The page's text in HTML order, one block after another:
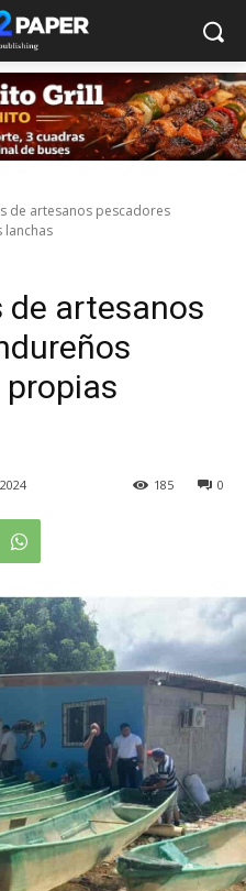
de artesanos pescadores
lanchas
de artesanos
0
185